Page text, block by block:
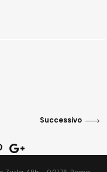
Successivo